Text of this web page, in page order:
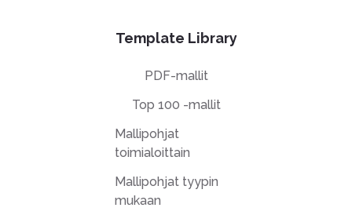
Template Library
PDF-mallit
Top 100 -mallit
Mallipohjat
toimialoittain
Mallipohjat tyypin
mukaan